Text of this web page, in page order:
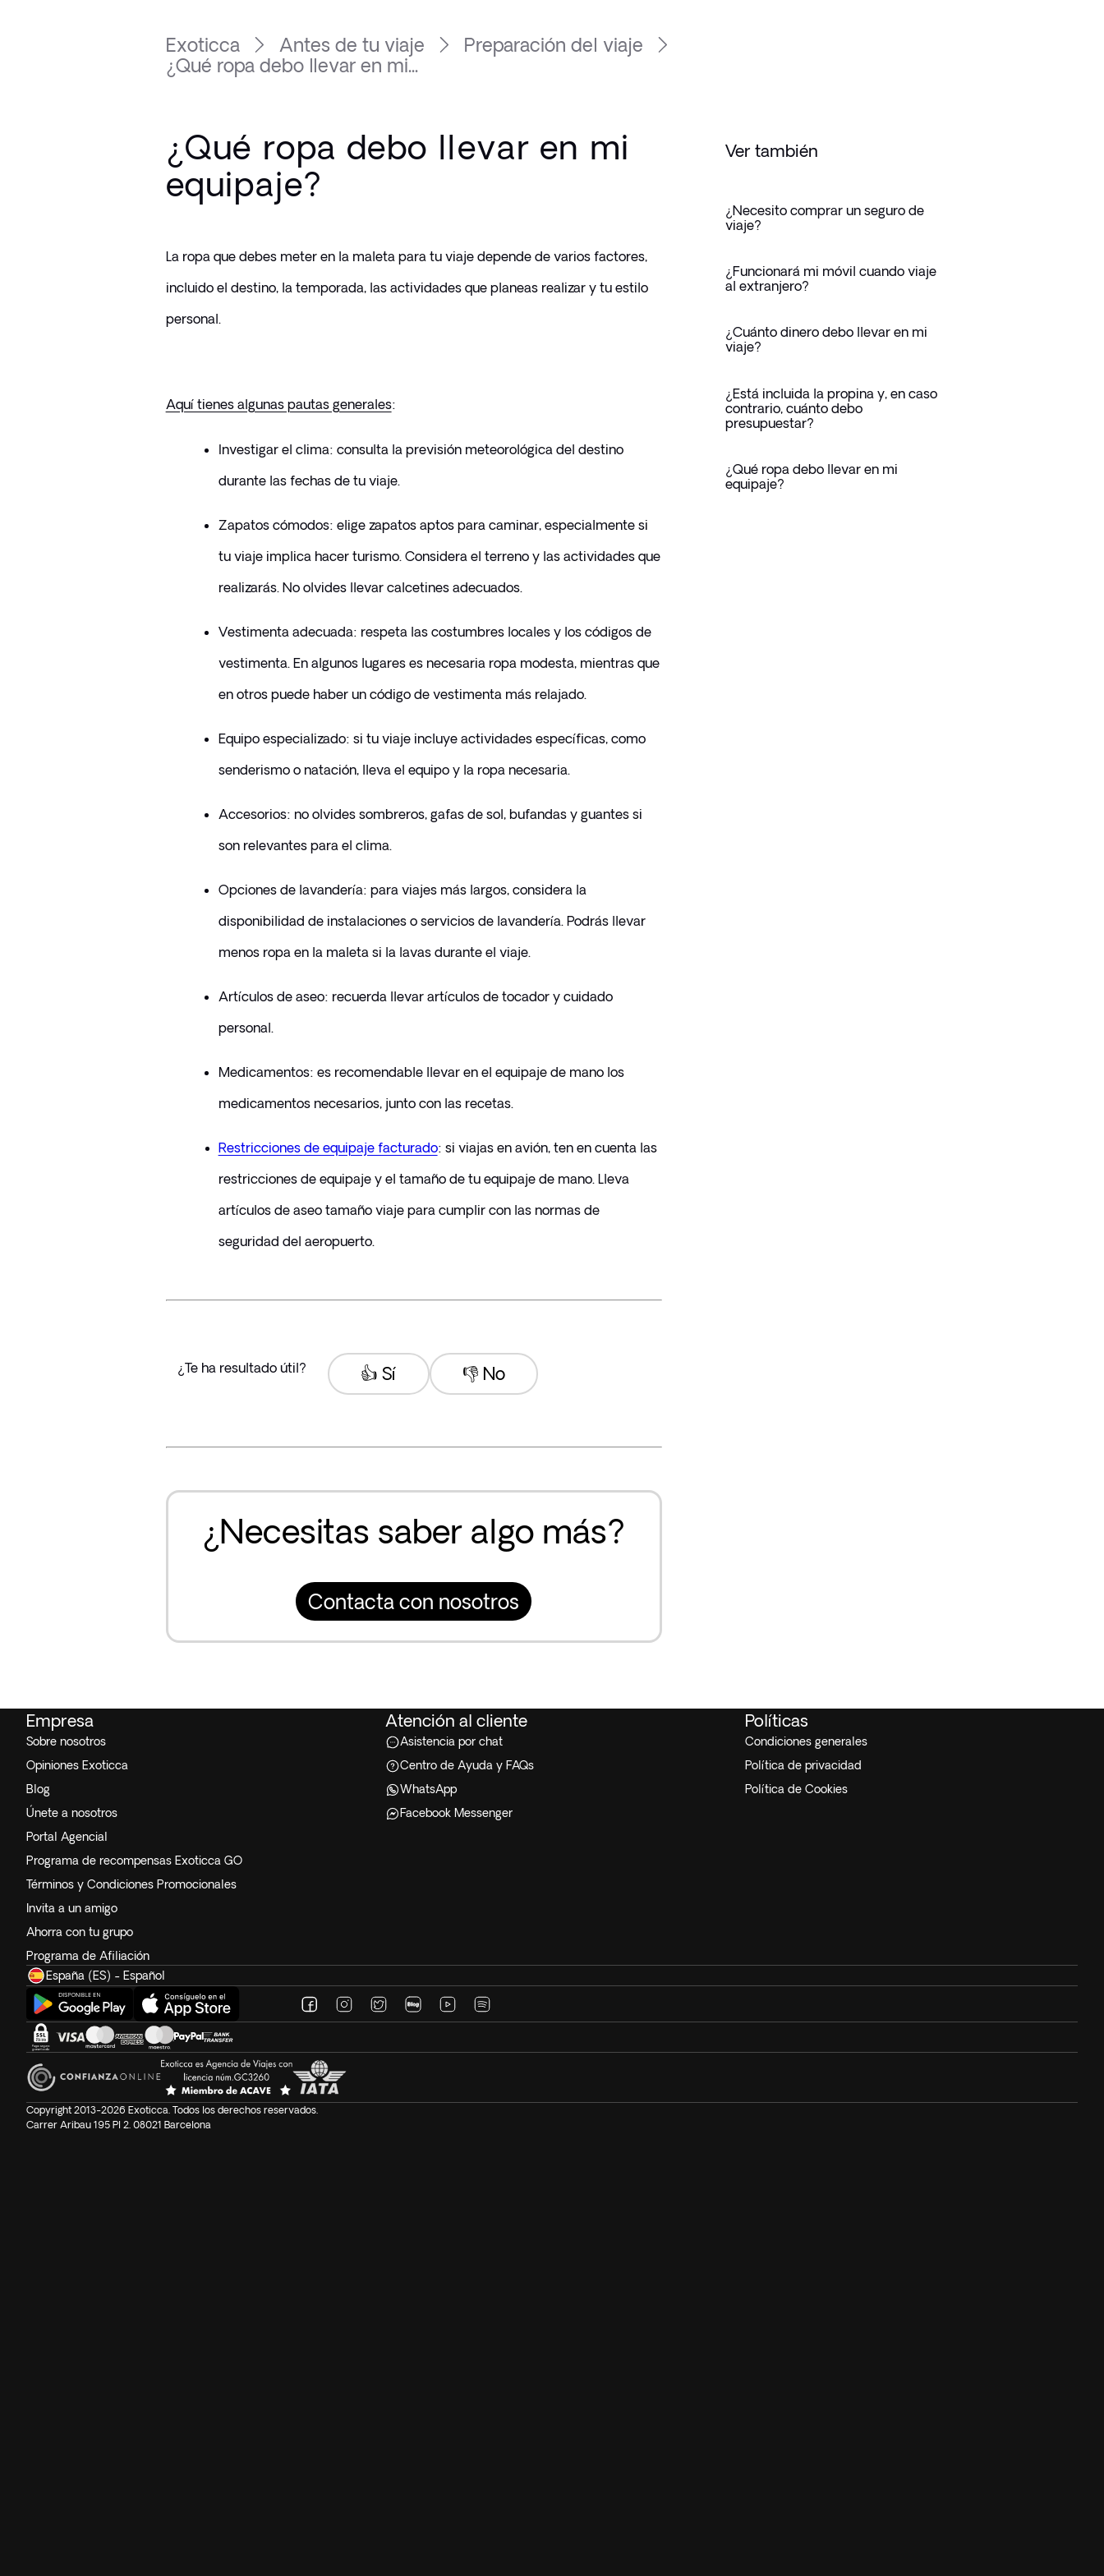
Exoticca Antes de tu viaje
Preparación del viaje
¿Qué ropa debo llevar en mi...
¿Qué ropa debo llevar en mi
equipaje?
La ropa que debes meter en la maleta para tu viaje depende de varios factores,
incluido el destino, la temporada, las actividades que planeas realizar y tu estilo
personal.
Aquí tienes algunas pautas generales:
Investigar el clima: consulta la previsión meteorológica del destino
durante las fechas de tu viaje.
Zapatos cómodos: elige zapatos aptos para caminar, especialmente si
tu viaje implica hacer turismo. Considera el terreno y las actividades que
realizarás. No olvides llevar calcetines adecuados.
Vestimenta adecuada: respeta las costumbres locales y los códigos de
vestimenta. En algunos lugares es necesaria ropa modesta, mientras que
en otros puede haber un código de vestimenta más relajado.
Equipo especializado: si tu viaje incluye actividades específicas, como
senderismo o natación, lleva el equipo y la ropa necesaria.
Accesorios: no olvides sombreros, gafas de sol, bufandas y guantes si
son relevantes para el clima.
Opciones de lavandería: para viajes más largos, considera la
disponibilidad de instalaciones o servicios de lavandería. Podrás llevar
menos ropa en la maleta si la lavas durante el viaje.
Artículos de aseo: recuerda llevar artículos de tocador y cuidado
personal.
Medicamentos: es recomendable llevar en el equipaje de mano los
medicamentos necesarios, junto con las recetas.
Restricciones de equipaje facturado: si viajas en avión, ten en cuenta las
restricciones de equipaje y el tamaño de tu equipaje de mano. Lleva
artículos de aseo tamaño viaje para cumplir con las normas de
seguridad del aeropuerto.
¿Te ha resultado útil? 👎 No
👍 Sí
¿Necesitas saber algo más?
Contacta con nosotros
Ver también
¿Necesito comprar un seguro de
viaje?
¿Funcionará mi móvil cuando viaje
al extranjero?
¿Cuánto dinero debo llevar en mi
viaje?
¿Está incluida la propina y, en caso
contrario, cuánto debo
presupuestar?
¿Qué ropa debo llevar en mi
equipaje?